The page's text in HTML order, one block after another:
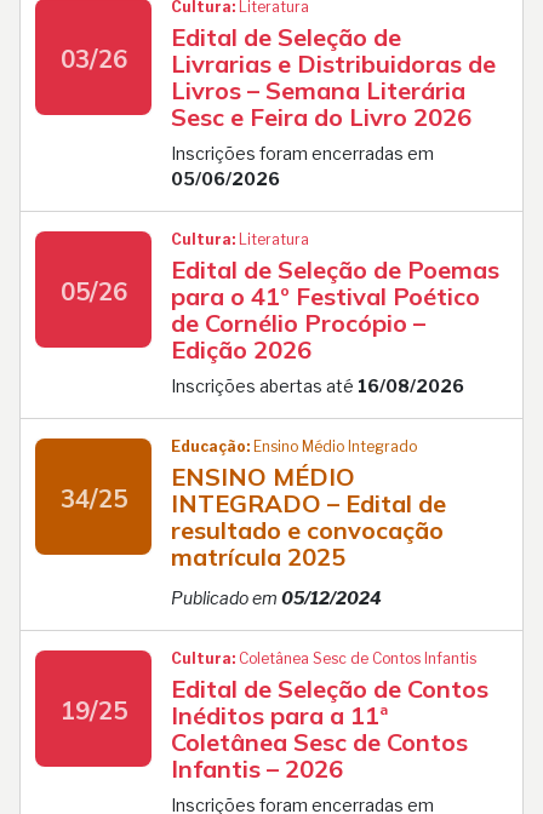
03/26
Cultura: Literatura
Edital de Seleção de
Livrarias e Distribuidoras de
Livros – Semana Literária
Sesc e Feira do Livro 2026
Inscrições foram encerradas em
05/06/2026
05/26
Cultura: Literatura
Edital de Seleção de Poemas
para o 41º Festival Poético
de Cornélio Procópio –
Edição 2026
Inscrições abertas até 16/08/2026
34/25
Educação: Ensino Médio Integrado
ENSINO MÉDIO
INTEGRADO – Edital de
resultado e convocação
matrícula 2025
Publicado em 05/12/2024
19/25
Cultura: Coletânea Sesc de Contos Infantis
Edital de Seleção de Contos
Inéditos para a 11ª
Coletânea Sesc de Contos
Infantis – 2026
Inscrições foram encerradas em